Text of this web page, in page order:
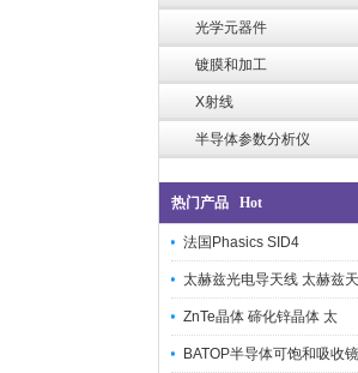
光学元器件
镀膜和加工
X射线
半导体参数分析仪
热门产品 Hot
法国Phasics SID4
太赫兹光电导天线 太赫兹
ZnTe晶体 碲化锌晶体 太
BATOP半导体可饱和吸收镜